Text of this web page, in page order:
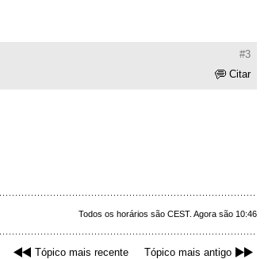
#3
Citar
Todos os horários são CEST. Agora são 10:46
Tópico mais recente Tópico mais antigo